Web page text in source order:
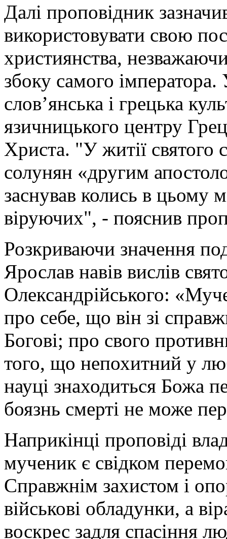
Далі проповідник
використовувати свою
християнства,
збоку самого
слов’янська і грецька
язичницького центру
Христа. "У житії святого
солунян «другим
заснував колись в цьому
віруючих", - пояснив
Розкриваючи значення
Ярослав навів вислів
Олександрійського:
про себе, що він зі
Богові; про свого
того, що непохитний у
науці знаходиться Божа
боязнь смерті не може
Наприкінці проповіді
мученик є свідком
Справжнім захистом і
військові обладунки, а
воскрес задля спасіння